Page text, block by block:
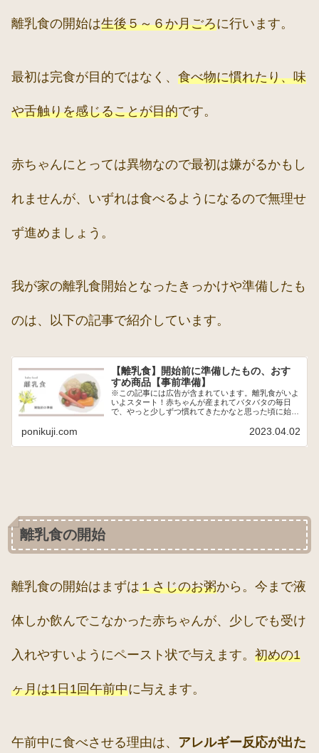
離乳食の開始は生後５～６か月ごろに行います。
最初は完食が目的ではなく、 食べ物に慣れたり、味
や舌触りを感じることが目的です。
赤ちゃんにとっては異物なので最初は嫌がるかもし
れませんが、いずれは食べるようになるので無理せ
ず進めましょう。
我が家の離乳食開始となったきっかけや準備したも
のは、以下の記事で紹介しています。
【離乳食】開始前に準備したもの、おす
すめ商品【事前準備】
※この記事には広告が含まれています。離乳食がいよ
いよスタート！赤ちゃんが産まれてバタバタの毎日
で、やっと少しずつ慣れてきたかなと思った頃に始ま
事…楽しみ！食べてる姿もきっと絶対にかわいい！！
ponikuji.com 2023.04.02
離乳食の開始
離乳食の開始はまずは１さじのお粥から。今まで液
体しか飲んでこなかった赤ちゃんが、少しでも受け
入れやすいようにペースト状で与えます。 初めの1
ヶ月は1日1回午前中に与えます。
午前中に食べさせる理由は、 アレルギー反応が出た